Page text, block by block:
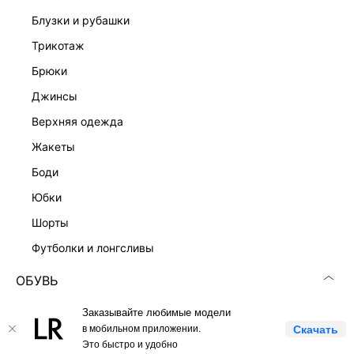
Заказывайте любимые модели
в мобильном приложении.
Это быстро и удобно
Скачать
блузки и рубашки
трикотаж
брюки
джинсы
верхняя одежда
жакеты
боди
юбки
шорты
футболки и лонгсливы
ОБУВЬ
вся обувь
лоферы
Скачать
КАТАЛОГ
КОМПАНИЯ
КЛИЕНТАМ
ЛИЧНЫЙ КАБИНЕТ
LOVE REPUBLIC © 2009 - 2026